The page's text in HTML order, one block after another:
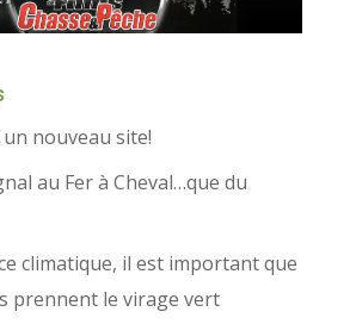
un nouveau site!
au Fer à Cheval…que du
climatique, il est important que
prennent le virage vert